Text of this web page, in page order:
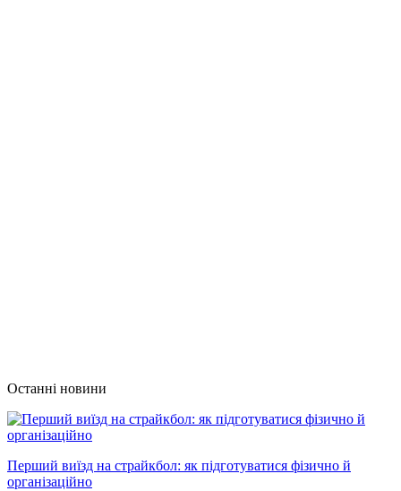
Останні новини
Перший виїзд на страйкбол: як підготуватися фізично й
організаційно